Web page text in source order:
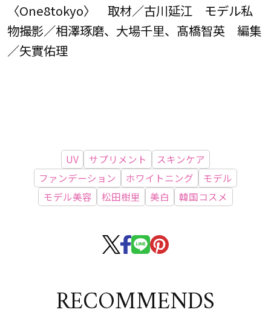
〈One8tokyo〉 取材／古川延江 モデル私
物撮影／相澤琢磨、大場千里、髙橋智英 編集
／矢實佑理
UV サプリメント
スキンケア
ファンデーション
ホワイトニング
モデル
モデル美容
松田樹里 美白 韓国コスメ
RECOMMENDS